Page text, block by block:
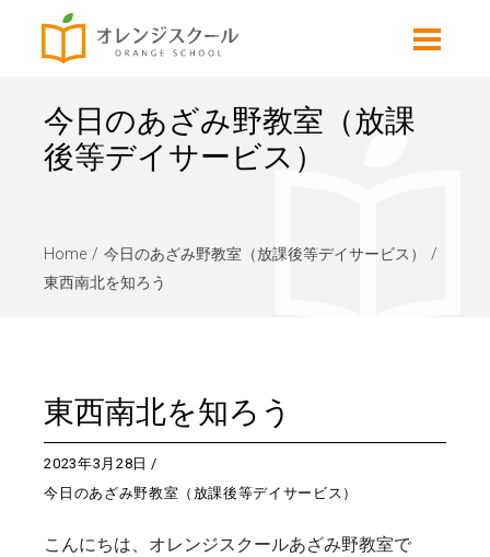
今日のあざみ野教室（放課
後等デイサービス）
Home
今日のあざみ野教室（放課後等デイサービス）
東西南北を知ろう
東西南北を知ろう
2023年3月28日
今日のあざみ野教室（放課後等デイサービス）
こんにちは、オレンジスクールあざみ野教室で